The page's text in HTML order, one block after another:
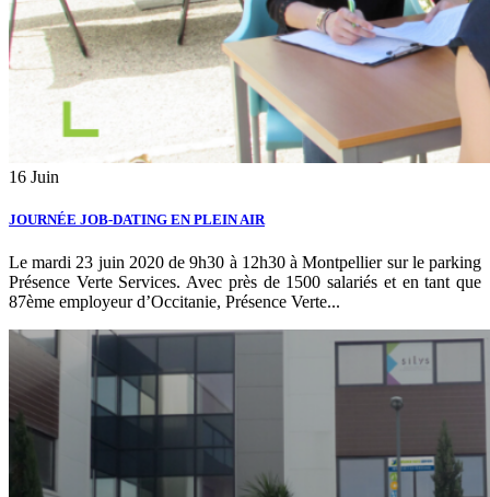
16 Juin
JOURNÉE JOB-DATING EN PLEIN AIR
Le mardi 23 juin 2020 de 9h30 à 12h30 à Montpellier sur le parking
Présence Verte Services. Avec près de 1500 salariés et en tant que
87ème employeur d’Occitanie, Présence Verte...